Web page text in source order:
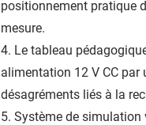
positionnement pratique
mesure.
4. Le tableau
alimentation 12 V CC par
désagréments liés à la
5. Système de simulation